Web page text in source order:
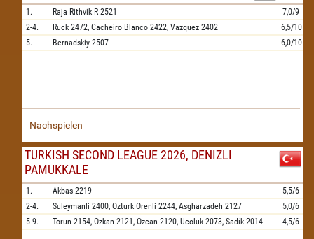
1. Raja Rithvik R 2521
7,0/9
2-4.
Ruck 2472, Cacheiro Blanco 2422, Vazquez 2402
6,5/10
5.
Bernadskiy 2507 6,0/10
Nachspielen
TURKISH SECOND LEAGUE 2026, DENIZLI
PAMUKKALE
1. Akbas 2219
5,5/6
2-4.
Suleymanli 2400, Ozturk Orenli 2244, Asgharzadeh 2127
5,0/6
5-9.
Torun 2154, Ozkan 2121, Ozcan 2120, Ucoluk 2073, Sadik 2014 4,5/6